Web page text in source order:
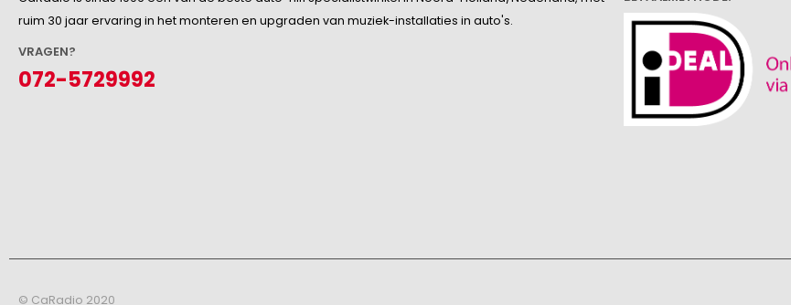
CaRadio is sinds 1996 één van de beste auto-hifi specialistwinkel in Noord-Holland/Nederland, met
072-5729992
BETAALMETHODE: